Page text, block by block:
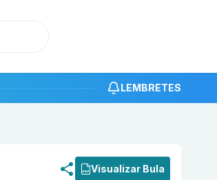
LEMBRETES
Visualizar Bula